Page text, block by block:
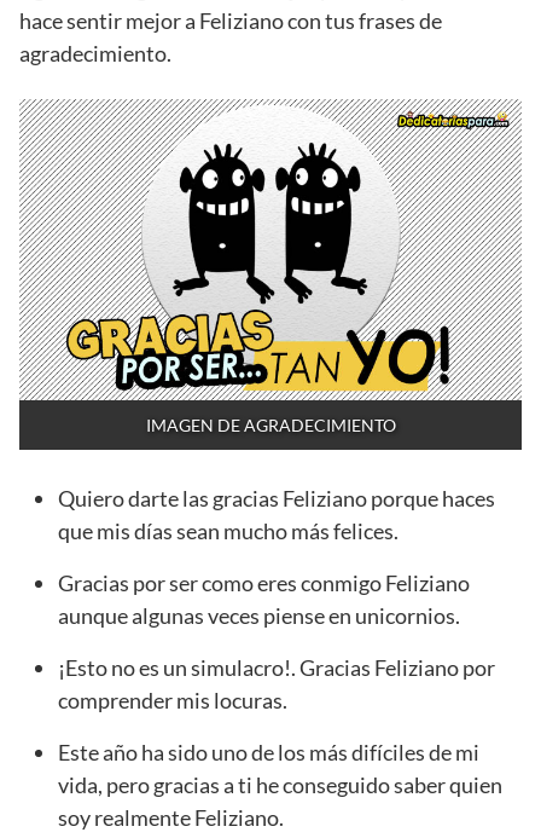
hace sentir mejor a Feliziano con tus frases de
agradecimiento.
IMAGEN DE AGRADECIMIENTO
Quiero darte las gracias Feliziano porque haces
que mis días sean mucho más felices.
Gracias por ser como eres conmigo Feliziano
aunque algunas veces piense en unicornios.
¡Esto no es un simulacro!. Gracias Feliziano por
comprender mis locuras.
Este año ha sido uno de los más difíciles de mi
vida, pero gracias a ti he conseguido saber quien
soy realmente Feliziano.